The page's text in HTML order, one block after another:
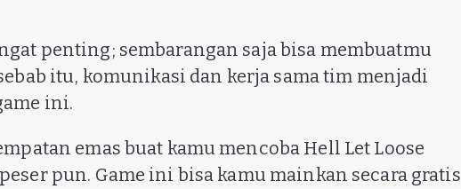
penting; sembarangan saja bisa membuatmu
itu, komunikasi dan kerja sama tim menjadi
ini.
emas buat kamu mencoba Hell Let Loose
pun. Game ini bisa kamu mainkan secara gratis